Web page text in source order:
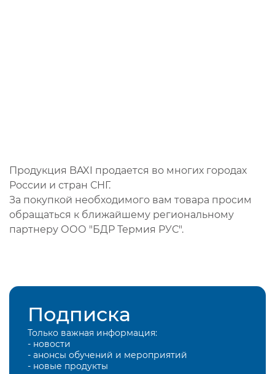
Продукция BAXI продается во многих городах
России и стран СНГ.
За покупкой необходимого вам товара просим
обращаться к ближайшему региональному
партнеру ООО "БДР Термия РУС".
Подписка
Только важная информация:
- новости
- анонсы обучений и мероприятий
- новые продукты